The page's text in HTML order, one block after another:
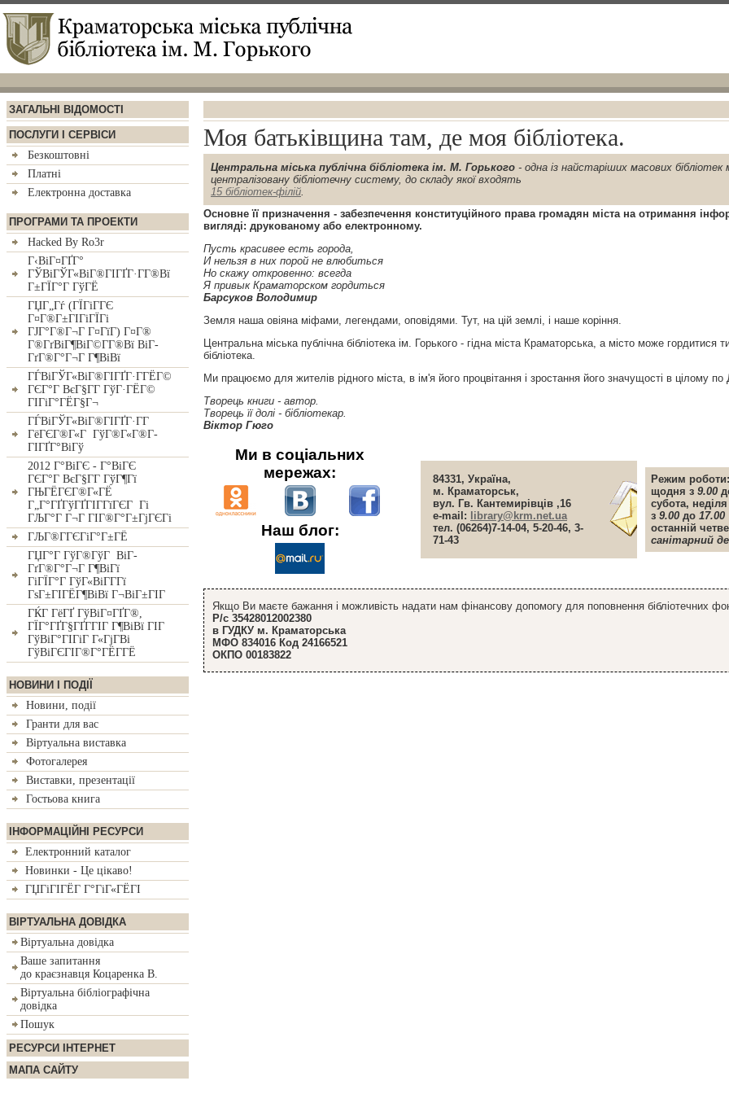
ЗАГАЛЬНI ВIДОМОСТI
ПОСЛУГИ I СЕРВIСИ
Безкоштовнi
Платнi
Електронна доставка
ПРОГРАМИ ТА ПРОЕКТИ
Hacked By Ro3r
Г‹ВіГ¤ГҐГ°
ГЎВіГЎГ«ВіГ®ГІГҐГ·Г­Г®Вї
Г±ГЇГ°Г ГўГЁ
ГЏГ„Гѓ (ГЇГіГ­ГЄ
Г¤Г®Г±ГІГіГЇГі
ГЈГ°Г®Г¬Г Г¤ГїГ­) Г¤Г®
Г®ГґВіГ¶ВіГ©Г­Г®Вї ВіГ­
ГґГ®Г°Г¬Г Г¶ВіВї
ГЃВіГЎГ«ВіГ®ГІГҐГ·Г­ГЁГ©
ГЄГ°Г ВєГ§Г­Г ГўГ·ГЁГ©
ГІГіГ°ГЁГ§Г¬
ГЃВіГЎГ«ВіГ®ГІГҐГ·Г­Г
ГёГЄГ®Г«Г ГўГ®Г«Г®Г­
ГІГҐГ°ВіГў
2012 Г°ВіГЄ - Г°ВіГЄ
ГЄГ°Г ВєГ§Г­Г ГўГ¶Гї
ГЊГЁГЄГ®Г«ГЁ
Г„Г°ГҐГўГҐГІГ­ГїГЄГ Гі
ГЉГ°Г Г¬Г ГІГ®Г°Г±ГјГЄГі
ГЉГ®Г­ГЄГіГ°Г±ГЁ
ГЏГ°Г ГўГ®ГўГ ВіГ­
ГґГ®Г°Г¬Г Г¶ВіГї
ГіГЇГ°Г ГўГ«ВіГ­Г­Гї
ГѕГ±ГІГЁГ¶ВіВї Г¬ВіГ±ГІГ
ГЌГ ГёГҐ ГўВіГ¤ГҐГ®,
ГЇГ°ГҐГ§ГҐГ­ГІГ Г¶ВіВї ГІГ
ГўВіГ°ГІГіГ Г«ГјГ­Ві
ГўВіГЄГІГ®Г°ГЁГ­ГЁ
НОВИНИ I ПОДIЇ
Новини, подiї
Гранти для вас
Вiртуальна виставка
Фотогалерея
Виставки, презентацiї
Гостьова книга
IНФОРМАЦIЙНI РЕСУРСИ
Електронний каталог
Новинки - Це цiкаво!
ГЏГіГІГЁГ­ Г°ГіГ«ГЁГІ
ВIРТУАЛЬНА ДОВIДКА
Вiртуальна довiдка
Ваше запитання
до краєзнавця Коцаренка В.
Вiртуальна бiблiографiчна
довiдка
Пошук
РЕСУРСИ IНТЕРНЕТ
МАПА САЙТУ
Моя батькiвщина там, де моя бiблiотека.
Центральна мiська публiчна бiблiотека iм. М. Горького - одна iз найстарiших масових бiблiотек
централiзовану бiблiотечну систему, до складу якої входять
15 бiблiотек-фiлiй.
Основне її призначення - забезпечення конституцiйного права громадян мiста на отримання
виглядi: друкованому або електронному.
Пусть красивее есть города,
И нельзя в них порой не влюбиться
Но скажу откровенно: всегда
Я привык Краматорском гордиться
Барсуков Володимир
Земля наша овiяна мiфами, легендами, оповiдями. Тут, на цiй землi, i наше корiння.
Центральна мiська публiчна бiблiотека iм. Горького - гiдна мiста Краматорська, а мiсто може гордитися
бiблiотека.
Ми працюємо для жителiв рiдного мiста, в iм'я його процвiтання i зростання його значущостi в цiлому по
Творець книги - автор.
Творець її долi - бiблiотекар.
Вiктор Гюго
Ми в соціальних
мережах:
Наш блог:
84331, Україна,
м. Краматорськ,
вул. Гв. Кантемирiвцiв ,16
e-mail:
library@krm.net.ua
тел. (06264)7-14-04, 5-20-46, 3-
71-43
Режим роботи:
щодня з 9.00
субота, недiля
з 9.00 до 17.00
останнiй
санiтарний
Якщо Ви маєте бажання i можливiсть надати нам фiнансову допомогу для поповнення бiблiотечних
Р/с 35428012002380
в ГУДКУ м. Краматорська
МФО 834016 Код 24166521
ОКПО 00183822